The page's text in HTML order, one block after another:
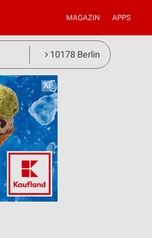
MAGAZIN APPS
10178 Berlin